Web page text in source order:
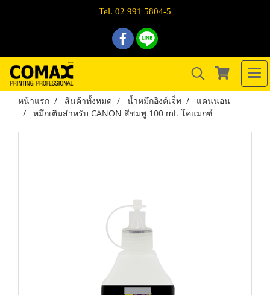
Tel. 02 991 5804-5
หน้าแรก สินค้าทั้งหมด น้ำหมึกอิงค์เจ็ท
แคนนอน
หมึกเติมสำหรับ CANON สีชมพู 100 ml. โคแมกซ์